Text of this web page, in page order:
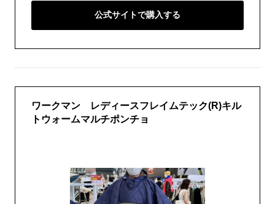
公式サイトで購入する
ワークマン レディースフレイムテック(R)キル
トウォームマルチポンチョ